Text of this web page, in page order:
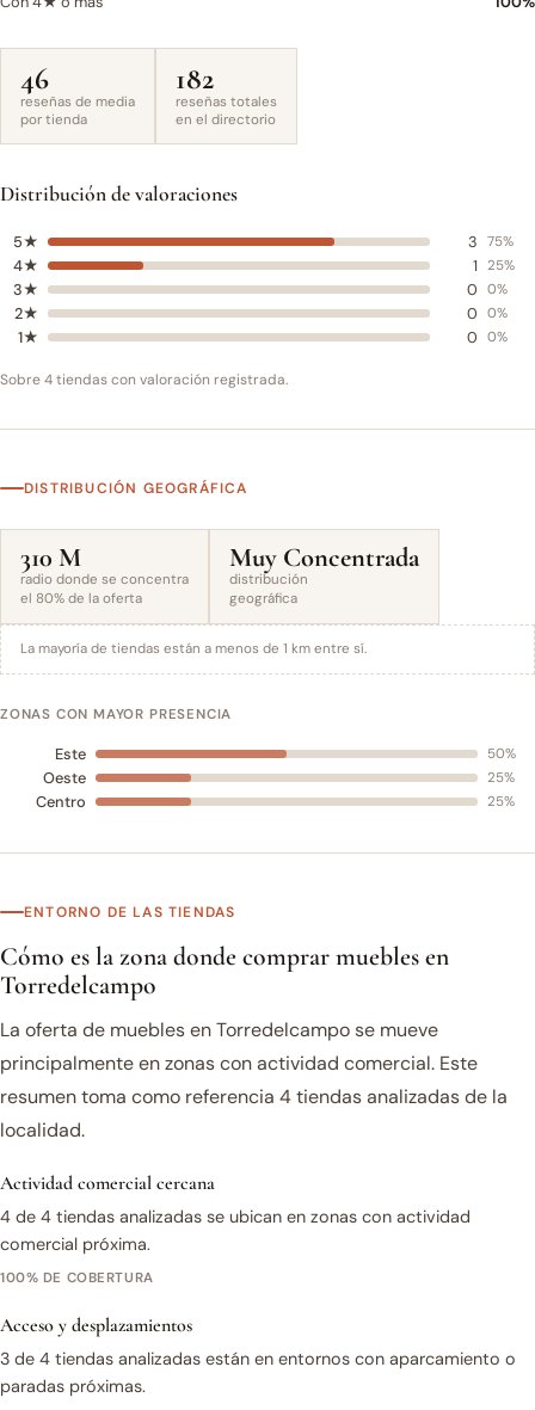
46
reseñas de media
por tienda
182
reseñas totales
en el directorio
Distribución de valoraciones
5★ 3 75%
4★ 1 25%
3★ 0 0%
2★ 0 0%
1★ 0 0%
Sobre 4 tiendas con valoración registrada.
DISTRIBUCIÓN GEOGRÁFICA
310 M
radio donde se concentra
el 80% de la oferta
Muy Concentrada
distribución
geográfica
La mayoría de tiendas están a menos de 1 km entre sí.
ZONAS CON MAYOR PRESENCIA
Este 50%
Oeste 25%
Centro 25%
ENTORNO DE LAS TIENDAS
Cómo es la zona donde comprar muebles en
Torredelcampo
La oferta de muebles en Torredelcampo se mueve
principalmente en zonas con actividad comercial. Este
resumen toma como referencia 4 tiendas analizadas de la
localidad.
Actividad comercial cercana
4 de 4 tiendas analizadas se ubican en zonas con actividad
comercial próxima.
100% DE COBERTURA
Acceso y desplazamientos
3 de 4 tiendas analizadas están en entornos con aparcamiento o
paradas próximas.